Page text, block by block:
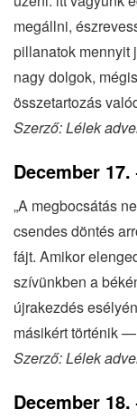
megállni,
pillanatok mennyit
nagy dolgok,
összetartozás
Szerző: Lélek
December
„A megbocsátás
csendes döntés
fájt. Amikor
szívünkben a
újrakezdés
másikért történik
Szerző: Lélek
December